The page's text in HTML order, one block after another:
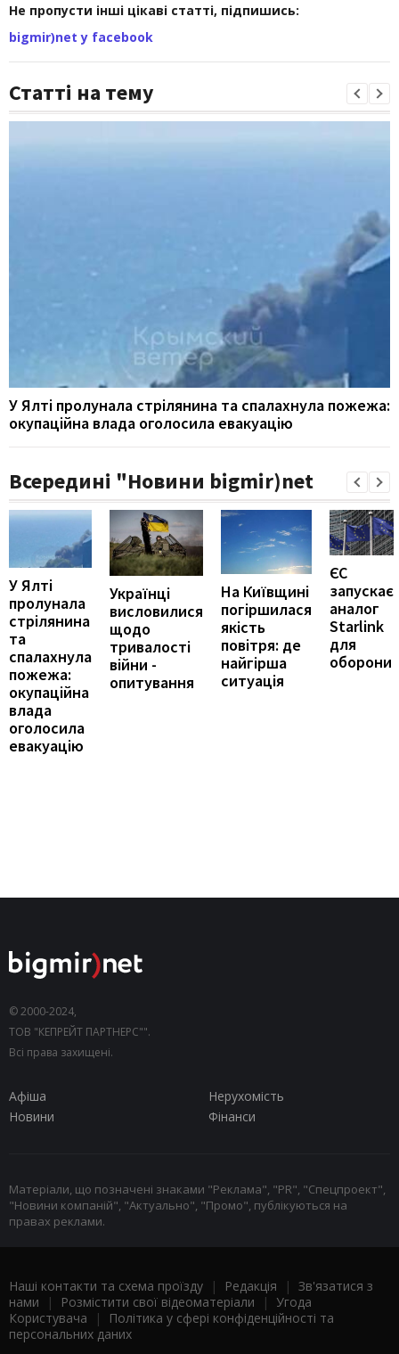
Не пропусти інші цікаві статті, підпишись:
bigmir)net у facebook
Статті на тему
У Ялті пролунала стрілянина та спалахнула пожежа:
окупаційна влада оголосила евакуацію
Всередині "Новини bigmir)net
У Ялті
пролунала
стрілянина
та
спалахнула
пожежа:
окупаційна
влада
оголосила
евакуацію
Українці
висловилися
щодо
тривалості
війни -
опитування
На Київщині
погіршилася
якість
повітря: де
найгірша
ситуація
ЄС
запускає
аналог
Starlink
для
оборони
© 2000-2024,
ТОВ "КЕПРЕЙТ ПАРТНЕРС"".
Всі права захищені.
Афіша
Нерухомість
Новини
Фінанси
Матеріали, що позначені знаками "Реклама", "PR", "Спецпроект",
"Новини компаній", "Актуально", "Промо", публікуються на
правах реклами.
Наші контакти та схема проїзду | Редакція | Зв'язатися з
нами | Розмістити свої відеоматеріали | Угода
Користувача |
Політика у сфері конфіденційності та
персональних даних